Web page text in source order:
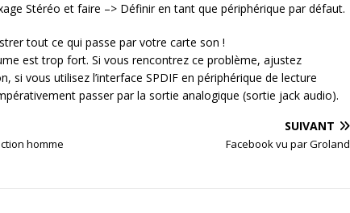
Stéréo et faire –> Définir en tant que périphérique par défaut.
tout ce qui passe par votre carte son !
est trop fort. Si vous rencontrez ce problème, ajustez
si vous utilisez l’interface SPDIF en périphérique de lecture
passer par la sortie analogique (sortie jack audio).
homme
SUIVANT
Facebook vu par Groland